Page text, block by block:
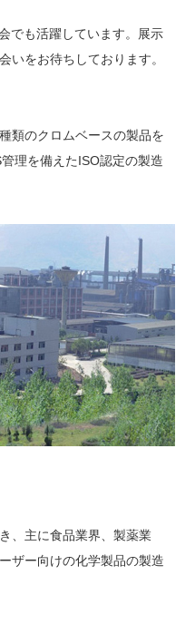
でも活躍しています。展示
いをお待ちしております。
類のクロムベースの製品を
理を備えたISO認定の製造
、主に食品業界、製薬業
ザー向けの化学製品の製造